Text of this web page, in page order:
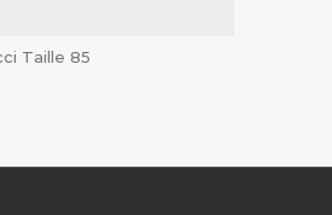
Taille 85